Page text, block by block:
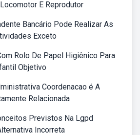
E Reprodutor
Bancário Pode Realizar As
Exceto
Rolo De Papel Higiênico Para
Objetivo
Coordenacao é A
Relacionada
Previstos Na Lgpd
Incorreta